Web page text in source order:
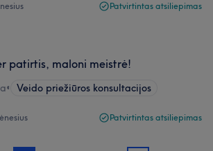
Patvirtintas atsiliepimas
patirtis, maloni meistrė!
• Veido priežiūros konsultacijos
Patvirtintas atsiliepimas